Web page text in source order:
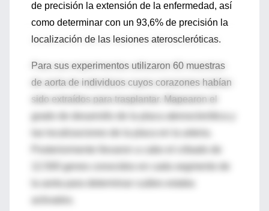
de precisión la extensión de la enfermedad, así
como determinar con un 93,6% de precisión la
localización de las lesiones ateroscleróticas.
Para sus experimentos utilizaron 60 muestras
de aorta de individuos cuyos corazones habían
sido extraídos para trasplantar. Mapearon el
12.500 genes conocidos en cada segmento de